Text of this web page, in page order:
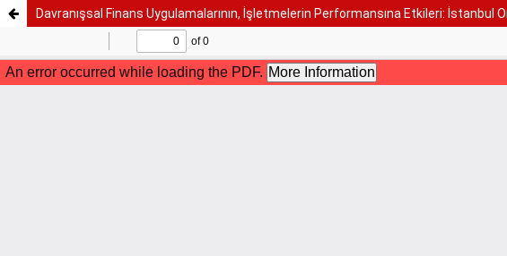
Davranışsal Finans Uygulamalarının, İşletmelerin Performansına Etkileri: İstanbul